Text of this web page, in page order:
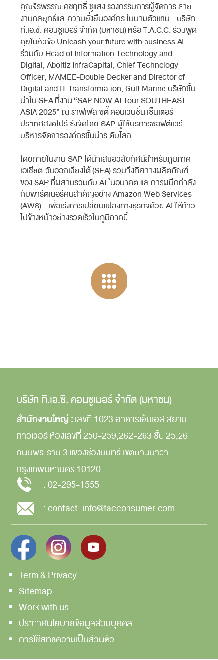
คุณจิรพรรณ คชฤทธิ์ ชูแสง รองกรรมการผู้จัดการ สาย
งานกลยุทธ์และความยั่งยืนองค์กร ในนามตัวแทน บริษัท
ที.เอ.ซี. คอนซูเมอร์ จำกัด (มหาชน) หรือ T.A.C.C. ร่วมพูด
คุยในหัวข้อ Unleash your future with business AI
ร่วมกับ Head of Information Technology and
Digital, Aboitiz InfraCapital, Chief Technology
Officer, MAMEE-Double Decker and Director of
Digital and IT Transformation, Gulf Marine บริษัทชั้น
นำใน SEA ที่งาน “SAP NOW AI Tour SOUTHEAST
ASIA 2025” ณ ราฟเฟิล ซิตี้ คอนเวนชั่น เซ็นเตอร์
ประเทศสิงคโปร์ ซึ่งจัดโดย SAP ผู้ให้บริการซอฟต์แวร์
บริหารจัดการองค์กรชั้นนำระดับโลก
โดยภายในงาน SAP ได้นำเสนอวิสัยทัศน์สำหรับภูมิภาค
เอเชียตะวันออกเฉียงใต้ (SEA) รวมถึงทิศทางผลิตภัณฑ์
ของ SAP ที่ผสานรวมกับ AI ในอนาคต และการผนึกกำลัง
กับพาร์ตเนอร์คนสำคัญอย่าง Amazon Web Services
(AWS) เพื่อเร่งการเปลี่ยนแปลงทางธุรกิจด้วย AI ให้ก้าว
ไปข้างหน้าอย่างรวดเร็วในภูมิภาคนี้
บริษัท ที.เอ.ซี. คอนซูเมอร์ จำกัด (มหาชน)
สำนักงานใหญ่ : เลขที่ 1023 อาคารเอ็มเอส สยาม
ทาวเวอร์ห้องเลขที่ 250-259,262-263ชั้น 25,26
ถนนพระราม 3 แขวงช่องนนทรีเขตยานนาวา
กรุงเทพมหานคร10120
:02-295-1555
:contact_info@tacconsumer.com
Term & Privacy
Sitemap
Work with us
ประกาศนโยบายข้อมูลส่วนบุคคล
การใช้สิทธิความเป็นส่วนตัว